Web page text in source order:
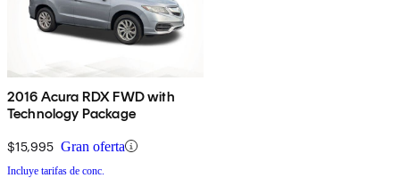
2016 Acura RDX FWD with
Technology Package
$15,995 Gran oferta
Incluye tarifas de conc.